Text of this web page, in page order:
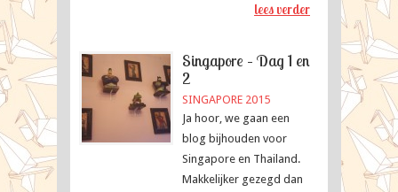
lees verder
Singapore – Dag 1 en
2
SINGAPORE 2015
Ja hoor, we gaan een
blog bijhouden voor
Singapore en Thailand.
Makkelijker gezegd dan